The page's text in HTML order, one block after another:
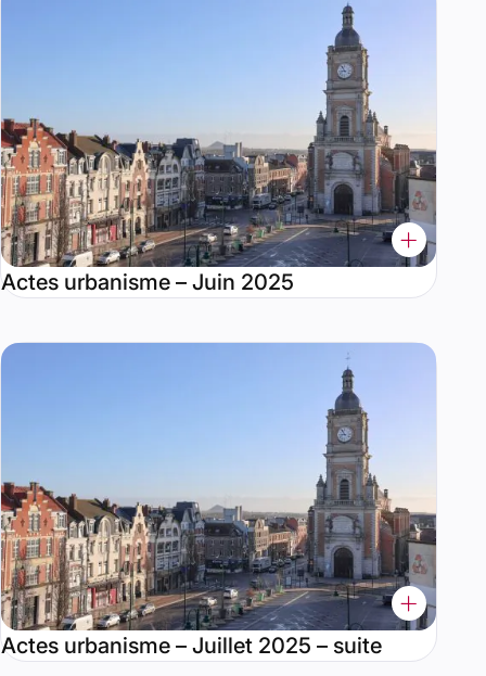
Actes urbanisme – Juin 2025
Actes urbanisme – Juillet 2025 – suite